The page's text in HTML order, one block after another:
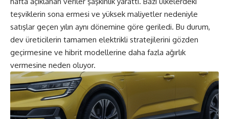
teşviklerin sona ermesi ve yüksek maliyetler nedeniyle
satışlar geçen yılın aynı dönemine göre geriledi. Bu durum,
dev üreticilerin tamamen elektrikli stratejilerini gözden
geçirmesine ve hibrit modellerine daha fazla ağırlık
vermesine neden oluyor.